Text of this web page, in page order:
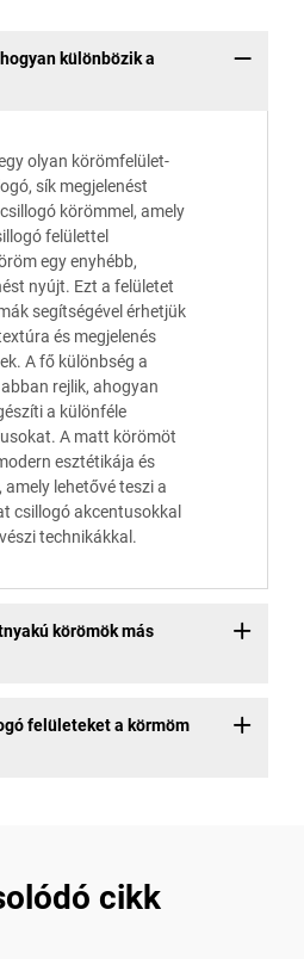
különbözik a
olyan körömfelület-
sík megjelenést
körömmel, amely
felülettel
egy enyhébb,
nyújt. Ezt a felületet
segítségével érhetjük
és megjelenés
A fő különbség a
rejlik, ahogyan
a különféle
A matt körömöt
esztétikája és
lehetővé teszi a
csillogó akcentusokkal
technikákkal.
körömök más
felületeket a körmöm
cikk